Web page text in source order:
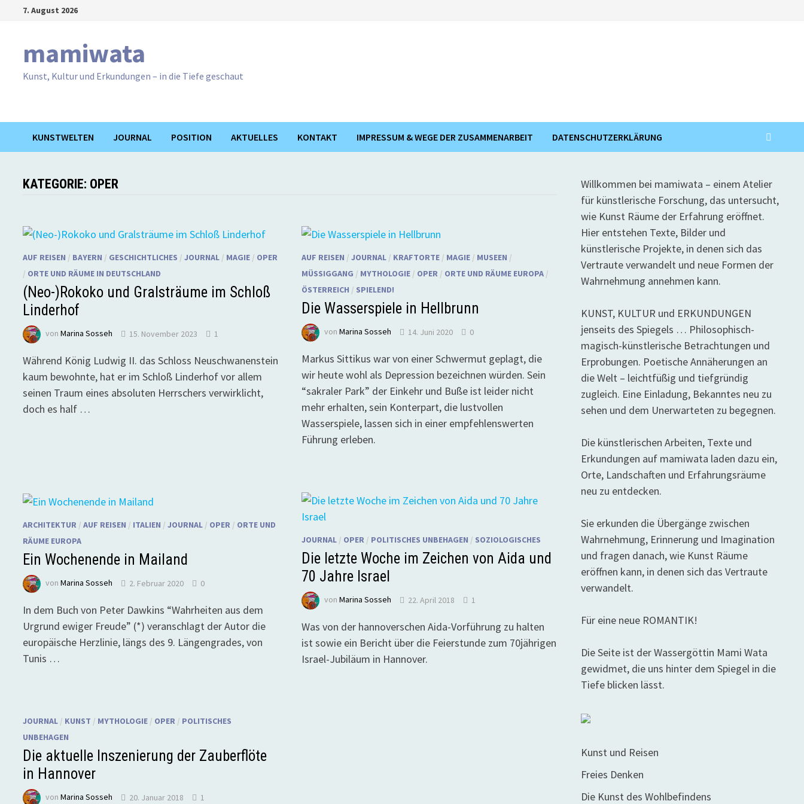
7. August 2026
mamiwata
Kunst, Kultur und Erkundungen – in die Tiefe geschaut
KUNSTWELTEN JOURNAL POSITION AKTUELLES KONTAKT IMPRESSUM & WEGE DER ZUSAMMENARBEIT DATENSCHUTZERKLÄRUNG
KATEGORIE: OPER
AUF REISEN / BAYERN / GESCHICHTLICHES /JOURNAL / MAGIE / OPER
/ ORTE UND RÄUME IN DEUTSCHLAND
(Neo-)Rokoko und Gralsträume im Schloß
Linderhof
vonMarina Sosseh 15. November 2023 1
Während König Ludwig II. das Schloss Neuschwanenstein
kaum bewohnte, hat er im Schloß Linderhof vor allem
seinen Traum eines absoluten Herrschers verwirklicht,
doch es half …
AUF REISEN / JOURNAL/ KRAFTORTE/ MAGIE/ MUSEEN /
MÜSSIGGANG
/ MYTHOLOGIE/ OPER / ORTE UND RÄUME EUROPA/
ÖSTERREICH / SPIELEND!
Die Wasserspiele in Hellbrunn
von Marina Sosseh 14. Juni 2020 0
Markus Sittikus war von einer Schwermut geplagt, die
wir heute wohl als Depression bezeichnen würden. Sein
“sakraler Park” der Einkehr und Buße ist leider nicht
mehr erhalten, sein Konterpart, die lustvollen
Wasserspiele, lassen sich in einer empfehlenswerten
Führung erleben.
ARCHITEKTUR /AUF REISEN / ITALIEN /JOURNAL / OPER / ORTE UND
RÄUME EUROPA
Ein Wochenende in Mailand
vonMarina Sosseh 2. Februar 2020 0
In dem Buch von Peter Dawkins “Wahrheiten aus dem
Urgrund ewiger Freude” (*) veranschlagt der Autor die
europäische Herzlinie, längs des 9. Längengrades, von
Tunis …
JOURNAL/ OPER / POLITISCHES UNBEHAGEN / SOZIOLOGISCHES
Die letzte Woche im Zeichen von Aida und
70 Jahre Israel
von Marina Sosseh 22. April 2018 1
Was von der hannoverschen Aida-Vorführung zu halten
ist sowie ein Bericht über die Feierstunde zum 70jährigen
Israel-Jubiläum in Hannover.
JOURNAL / KUNST / MYTHOLOGIE / OPER / POLITISCHES
UNBEHAGEN
Die aktuelle Inszenierung der Zauberflöte
in Hannover
vonMarina Sosseh 20. Januar 2018 1
Willkommen bei mamiwata – einem Atelier
für künstlerische Forschung, das untersucht,
wie Kunst Räume der Erfahrung eröffnet.
Hier entstehen Texte, Bilder und
künstlerische Projekte, in denen sich das
Vertraute verwandelt und neue Formen der
Wahrnehmung annehmen kann.
KUNST, KULTUR und ERKUNDUNGEN
jenseits des Spiegels … Philosophisch-
magisch-künstlerische Betrachtungen und
Erprobungen. Poetische Annäherungen an
die Welt – leichtfüßig und tiefgründig
zugleich. Eine Einladung, Bekanntes neu zu
sehen und dem Unerwarteten zu begegnen.
Die künstlerischen Arbeiten, Texte und
Erkundungen auf mamiwata laden dazu ein,
Orte, Landschaften und Erfahrungsräume
neu zu entdecken.
Sie erkunden die Übergänge zwischen
Wahrnehmung, Erinnerung und Imagination
und fragen danach, wie Kunst Räume
eröffnen kann, in denen sich das Vertraute
verwandelt.
Für eine neue ROMANTIK!
Die Seite ist der Wassergöttin Mami Wata
gewidmet, die uns hinter dem Spiegel in die
Tiefe blicken lässt.
Kunst und Reisen
Freies Denken
Die Kunst des Wohlbefindens